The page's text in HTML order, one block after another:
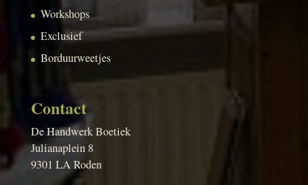
Workshops
Exclusief
Borduurweetjes
Contact
De Handwerk Boetiek
Julianaplein 8
9301 LA Roden